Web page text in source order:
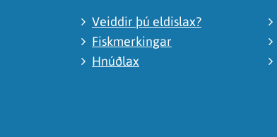
Veiddir þú eldislax?
Fiskmerkingar
Hnúðlax